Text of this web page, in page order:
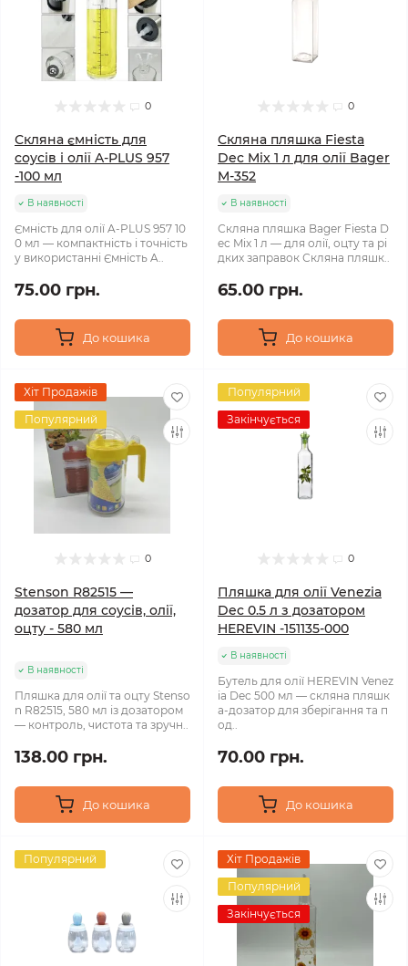
0
Скляна ємність для
соусів і олії A-PLUS 957
-100 мл
В наявності
Ємність для олії A-PLUS 957 10
0 мл — компактність і точність
у використанні Ємність A..
75.00 грн.
До кошика
0
Скляна пляшка Fiesta
Dec Mix 1 л для олії Bager
M-352
В наявності
Скляна пляшка Bager Fiesta D
ec Mix 1 л — для олії, оцту та рі
дких заправок Скляна пляшк..
65.00 грн.
До кошика
Хіт Продажів
Популярний
0
Stenson R82515 —
дозатор для соусів, олії,
оцту - 580 мл
В наявності
Пляшка для олії та оцту Stenso
n R82515, 580 мл із дозатором
— контроль, чистота та зручн..
138.00 грн.
До кошика
Популярний
Закінчується
0
Пляшка для олії Venezia
Dec 0.5 л з дозатором
HEREVIN -151135-000
В наявності
Бутель для олії HEREVIN Venez
ia Dec 500 мл — скляна пляшк
а-дозатор для зберігання та п
од..
70.00 грн.
До кошика
Популярний
Хіт Продажів
Популярний
Закінчується